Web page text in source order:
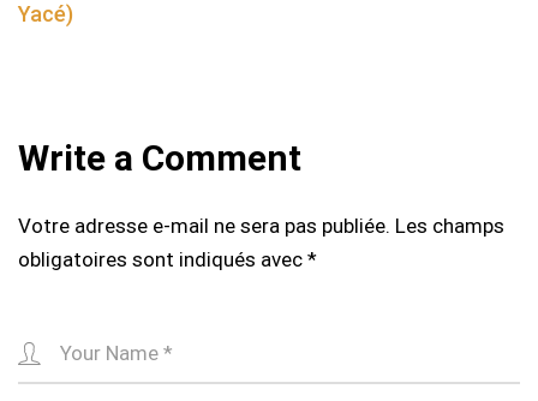
Yacé)
Write a Comment
Votre adresse e-mail ne sera pas publiée. Les champs
obligatoires sont indiqués avec *